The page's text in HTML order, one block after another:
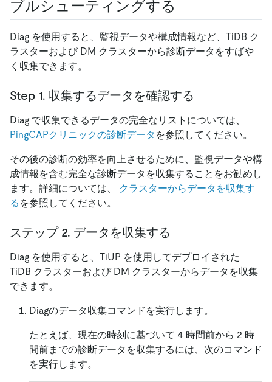
ブルシューティングする
Diag を使用すると、監視データや構成情報など、TiDB ク
ラスターおよび DM クラスターから診断データをすばや
く収集できます。
Step 1. 収集するデータを確認する
Diag で収集できるデータの完全なリストについては、
PingCAPクリニックの診断データ を参照してください。
その後の診断の効率を向上させるために、監視データや構
成情報を含む完全な診断データを収集することをお勧めし
ます。詳細については、
クラスターからデータを収集す
る を参照してください。
ステップ 2. データを収集する
Diag を使用すると、TiUP を使用してデプロイされた
TiDB クラスターおよび DM クラスターからデータを収集
できます。
Diagのデータ収集コマンドを実行します。
たとえば、現在の時刻に基づいて 4 時間前から 2 時
間前までの診断データを収集するには、次のコマンド
を実行します。